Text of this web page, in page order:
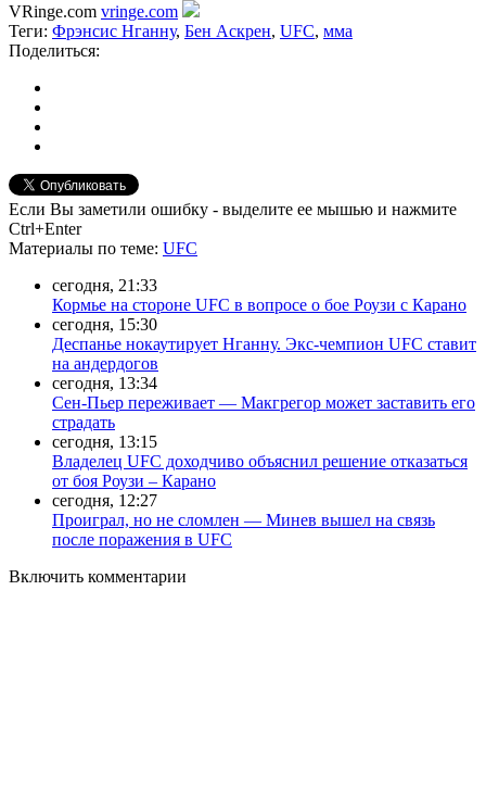
VRinge.com vringe.com
Теги: Фрэнсис Нганну, Бен Аскрен, UFC, мма
Поделиться:
Если Вы заметили ошибку - выделите ее мышью и нажмите
Ctrl+Enter
Материалы по теме: UFC
сегодня, 21:33
Кормье на стороне UFC в вопросе о бое Роузи с Карано
сегодня, 15:30
Деспанье нокаутирует Нганну. Экс-чемпион UFC ставит
на андердогов
сегодня, 13:34
Сен-Пьер переживает — Макгрегор может заставить его
страдать
сегодня, 13:15
Владелец UFC доходчиво объяснил решение отказаться
от боя Роузи – Карано
сегодня, 12:27
Проиграл, но не сломлен — Минев вышел на связь
после поражения в UFC
Включить комментарии